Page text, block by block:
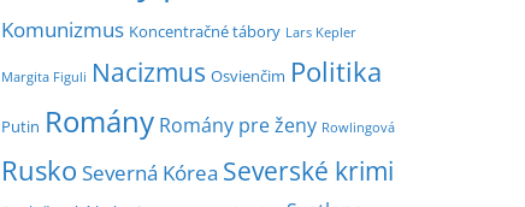
Komunizmus Koncentračné tábory Lars Kepler
Margita Figuli Nacizmus Osvienčim Politika
Putin Romány Romány pre ženy Rowlingová
Rusko Severná Kórea Severské krimi